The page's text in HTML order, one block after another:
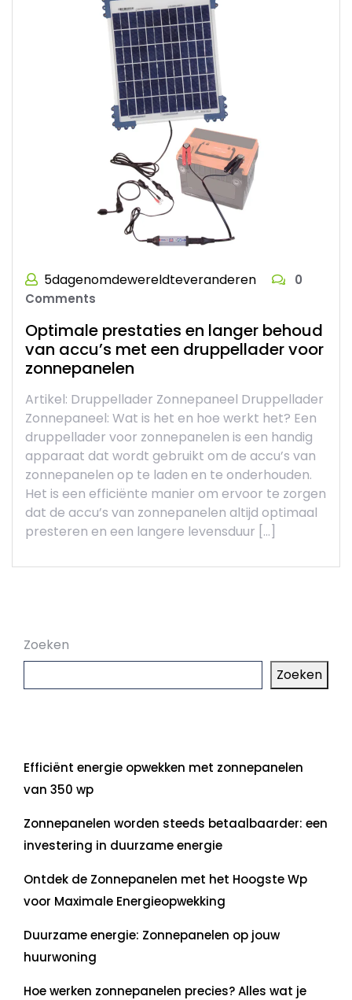
5dagenomdewereldteveranderen
0
Comments
Optimale prestaties en langer behoud
van accu’s met een druppellader voor
zonnepanelen
Artikel: Druppellader Zonnepaneel Druppellader
Zonnepaneel: Wat is het en hoe werkt het? Een
druppellader voor zonnepanelen is een handig
apparaat dat wordt gebruikt om de accu’s van
zonnepanelen op te laden en te onderhouden.
Het is een efficiënte manier om ervoor te zorgen
dat de accu’s van zonnepanelen altijd optimaal
presteren en een langere levensduur […]
Zoeken
Zoeken
Efficiënt energie opwekken met zonnepanelen
van 350 wp
Zonnepanelen worden steeds betaalbaarder: een
investering in duurzame energie
Ontdek de Zonnepanelen met het Hoogste Wp
voor Maximale Energieopwekking
Duurzame energie: Zonnepanelen op jouw
huurwoning
Hoe werken zonnepanelen precies? Alles wat je